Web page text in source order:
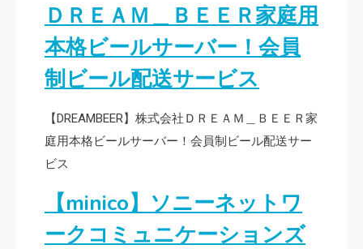
ＤＲＥＡＭ＿ＢＥＥＲ家庭用
本格ビールサーバー！会員
制ビール配送サービス
【DREAMBEER】株式会社ＤＲＥＡＭ＿ＢＥＥＲ家
庭用本格ビールサーバー！会員制ビール配送サー
ビス
【minico】ソニーネットワ
ークコミュニケーションズ